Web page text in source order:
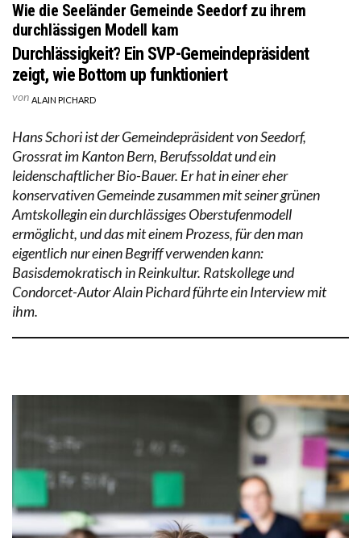
Wie die Seeländer Gemeinde Seedorf zu ihrem
durchlässigen Modell kam
Durchlässigkeit? Ein SVP-Gemeindepräsident
zeigt, wie Bottom up funktioniert
von ALAIN PICHARD
Hans Schori ist der Gemeindepräsident von Seedorf,
Grossrat im Kanton Bern, Berufssoldat und ein
leidenschaftlicher Bio-Bauer. Er hat in einer eher
konservativen Gemeinde zusammen mit seiner grünen
Amtskollegin ein durchlässiges Oberstufenmodell
ermöglicht, und das mit einem Prozess, für den man
eigentlich nur einen Begriff verwenden kann:
Basisdemokratisch in Reinkultur. Ratskollege und
Condorcet-Autor Alain Pichard führte ein Interview mit
ihm.